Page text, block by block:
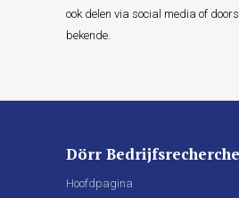
ook delen via social media of
bekende.
Dörr Bedrijfsrecherche
Hoofdpagina